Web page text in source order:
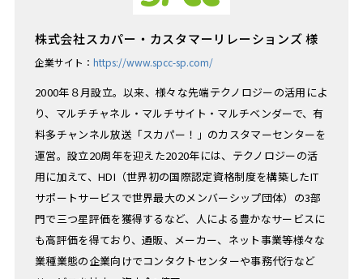
株式会社スカパー・カスタマーリレーションズ 様
企業サイト： https://www.spcc-sp.com/
2000年８月設立。以来、様々な先端テクノロジーの活用によ
り、マルチチャネル・マルチサイト・マルチベンダーで、有
料多チャンネル放送「スカパー！」のカスタマーセンターを
運営。設立20周年を迎えた2020年には、テクノロジーの活
用に加えて、HDI（世界初の国際認定資格制度を構築したIT
サポートサービスで世界最大のメンバーシップ団体）の3部
門で三つ星評価を獲得するなど、人による豊かなサービスに
も高評価を得ており、通販、メーカー、ネット事業等様々な
業種業態の企業向けでコンタクトセンターや事務代行など